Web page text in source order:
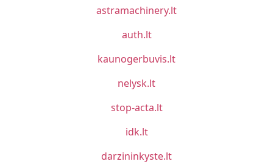
astramachinery.lt
auth.lt
kaunogerbuvis.lt
nelysk.lt
stop-acta.lt
idk.lt
darzininkyste.lt